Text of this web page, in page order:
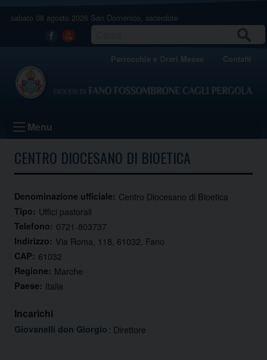
sabato 08 agosto 2026 San Domenico, sacerdote
Facebook
Youtube
Parrocchie e Orari Messe Contatti
Menu
CENTRO DIOCESANO DI BIOETICA
Denominazione ufficiale: Centro Diocesano di Bioetica
Tipo: Uffici pastorali
Telefono: 0721-803737
Indirizzo: Via Roma, 118, 61032, Fano
CAP: 61032
Regione: Marche
Paese: Italia
Incarichi
Giovanelli don Giorgio : Direttore